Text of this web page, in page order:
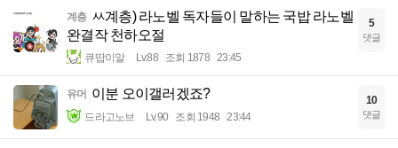
계층 ㅆ계층) 라노벨 독자들이 말하는 국밥 라노벨
완결작 천하오절
큐땁이알 Lv.88 조회 1878 23:45
5
댓글
유머 이분 오이갤러겠죠?
드라고노브 Lv.90 조회 1948 23:44
10
댓글